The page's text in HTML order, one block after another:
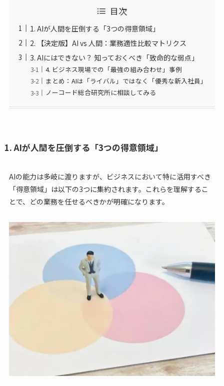
目次
1. AIが人間を圧倒する「3つの得意領域」
2. 【決定版】AI vs 人間：業務適性比較マトリクス
3. AIにはできない？ 知っておくべき「致命的な弱点」
4. ビジネス現場での「最強の組み合わせ」事例
まとめ：AIは「ライバル」ではなく「優秀な新入社員」
ノーコード総合研究所に相談してみる
1. AIが人間を圧倒する「3つの得意領域」
AIの能力は多岐に渡りますが、ビジネスにおいて特に活用すべき
「得意領域」は以下の3つに集約されます。これらを理解するこ
とで、どの業務を任せるべきかが明確になります。